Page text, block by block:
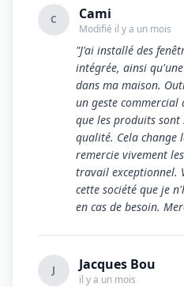
C Cami
Modifié il y a un mois
"J'ai installé des
intégrée, ainsi
dans ma maison.
un geste
que les produits sont
qualité. Cela change
remercie vivement
travail exceptionnel.
cette société que je
en cas de besoin.
J Jacques Bou
il y a un mois